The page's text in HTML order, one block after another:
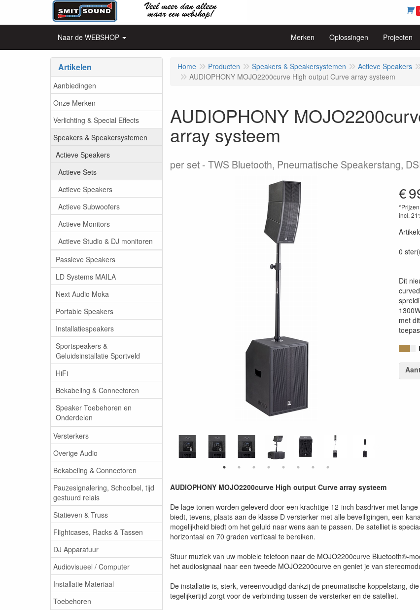
Naar de WEBSHOP Merken Oplossingen Projecten
Artikelen
Aanbiedingen
Onze Merken
Verlichting & Special Effects
Speakers & Speakersystemen
Actieve Speakers
Actieve Sets
Actieve Speakers
Actieve Subwoofers
Actieve Monitors
Actieve Studio & DJ monitoren
Passieve Speakers
LD Systems MAILA
Next Audio Moka
Portable Speakers
Installatiespeakers
Sportspeakers &
Geluidsinstallatie Sportveld
HiFi
Bekabeling & Connectoren
Speaker Toebehoren en
Onderdelen
Versterkers
Overige Audio
Bekabeling & Connectoren
Pauzesignalering, Schoolbel, tijd
gestuurd relais
Statieven & Truss
Flightcases, Racks & Tassen
DJ Apparatuur
Audiovisueel / Computer
Installatie Materiaal
Toebehoren
Home Producten Speakers & Speakersystemen Actieve Speakers
AUDIOPHONY MOJO2200curve High output Curve array systeem
AUDIOPHONY
array systeem
per set TWS Bluetooth, Pneumatische Speakerstang,
€
incl.
0
Dit
met
AUDIOPHONY MOJO2200curve High output Curve array systeem
De lage tonen worden geleverd door een krachtige 12-inch basdriver met
biedt, tevens, plaats aan de klasse D versterker met alle beveiligingen, een
mogelijkheid biedt om het geluid naar wens aan te passen. De satelliet is
horizontaal en 70 graden verticaal te bereiken.
Stuur muziek van uw mobiele telefoon naar de MOJO2200curve Bluetooth®-
het audiosignaal naar een tweede MOJO2200curve en geniet je van
De installatie is, sterk, vereenvoudigd dankzij de pneumatische koppelstang,
tegelijkertijd zorgt voor de verbinding tussen de versterker en de satelliet.